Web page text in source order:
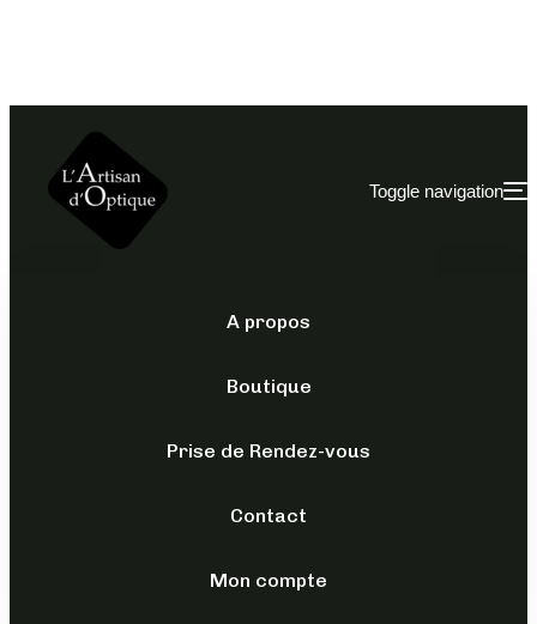
Toggle navigation
A propos
Boutique
Prise de Rendez-vous
Contact
Mon compte
149,00